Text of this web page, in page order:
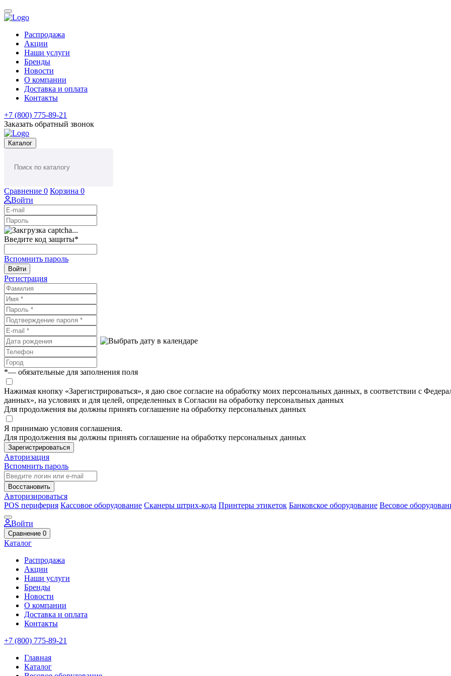
Распродажа
Акции
Наши услуги
Бренды
Новости
О компании
Доставка и оплата
Контакты
+7 (800) 775-89-21
Заказать обратный звонок
Каталог
Сравнение 0 Корзина 0
Войти
Введите код защиты*
Вспомнить пароль
Войти
Регистрация
*— обязательные для заполнения поля
Нажимая кнопку «Зарегистрироваться», я даю свое согласие на обработку моих персональных данных, в соответствии с
данных», на условиях и для целей, определенных в Согласии на обработку персональных данных
Для продолжения вы должны принять соглашение на обработку персональных данных
Я принимаю условия соглашения.
Для продолжения вы должны принять соглашение на обработку персональных данных
Зарегистрироваться
Авторизация
Вспомнить пароль
Восстановить
Авторизироваться
POS периферия Кассовое оборудование Сканеры штрих-кода Принтеры этикеток Банковское оборудование Весовое
Войти
Сравнение 0
Каталог
Распродажа
Акции
Наши услуги
Бренды
Новости
О компании
Доставка и оплата
Контакты
+7 (800) 775-89-21
Главная
Каталог